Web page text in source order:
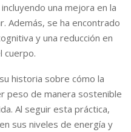
una mejora en la
Además, se ha encontrado
y una reducción en
cuerpo.
historia sobre cómo la
peso de manera sostenible
Al seguir esta práctica,
sus niveles de energía y